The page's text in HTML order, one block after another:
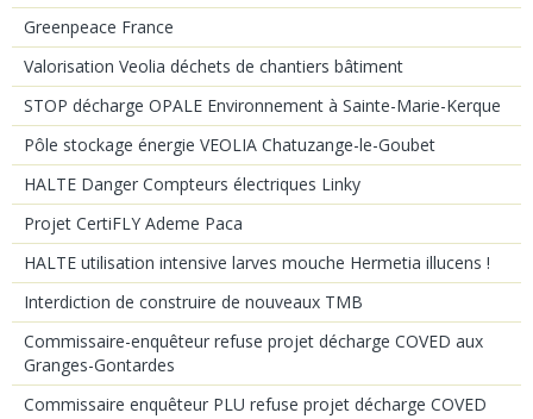
Greenpeace France
Valorisation Veolia déchets de chantiers bâtiment
STOP décharge OPALE Environnement à Sainte-Marie-Kerque
Pôle stockage énergie VEOLIA Chatuzange-le-Goubet
HALTE Danger Compteurs électriques Linky
Projet CertiFLY Ademe Paca
HALTE utilisation intensive larves mouche Hermetia illucens !
Interdiction de construire de nouveaux TMB
Commissaire-enquêteur refuse projet décharge COVED aux
Granges-Gontardes
Commissaire enquêteur PLU refuse projet décharge COVED